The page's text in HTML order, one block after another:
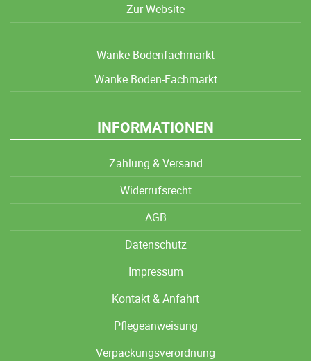
Zur Website
Wanke Bodenfachmarkt
Wanke Boden-Fachmarkt
INFORMATIONEN
Zahlung & Versand
Widerrufsrecht
AGB
Datenschutz
Impressum
Kontakt & Anfahrt
Pflegeanweisung
Verpackungsverordnung